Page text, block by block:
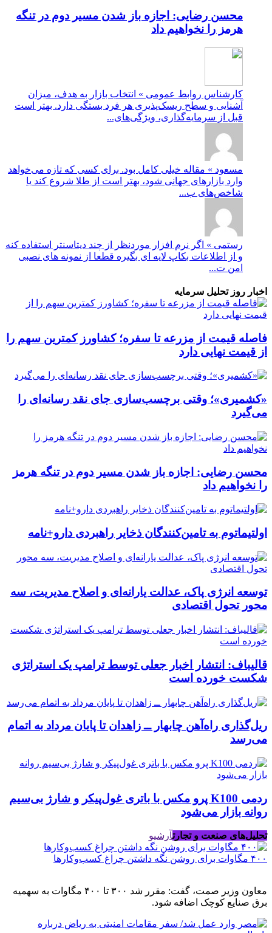
محسن رضایی: اجازه باز شدن مسیر دوم در تنگه
هرمز را نخواهیم داد
کارشناس روابط عمومی » انتخاب بازار به هدف، میزان
آشنایی و سطح ریسک‌پذیری هر فرد بستگی دارد. بهتر است
قبل از سرمایه‌گذاری، ویژگی‌های...
مسعود » مقاله خیلی کامل بود. برای کسی که تازه می‌خواهد
وارد بازارهای جهانی شود، بهتر است از طلا شروع کند یا
شاخص‌های ب...
رستمی » اگر نرم افزار موردنظر از چند دیتاسنتر استفاده کنه
و از اطلاعات بکاپ لایه ای بگیره قطعا از نمونه های نصبی
امن ت...
اخبار روز تحلیل سرمایه
فاصله قیمت از مزرعه تا سفره؛ کشاورز کمترین سهم را
از قیمت نهایی دارد
«کشمیری»؛ وقتی برچسب‌سازی جای نقد رسانه‌ای را
می‌گیرد
محسن رضایی: اجازه باز شدن مسیر دوم در تنگه هرمز
را نخواهیم داد
اولتیماتوم به تامین‌کنندگان ذخایر راهبردی دارو+نامه
توسعه انرژی پاک، عدالت یارانه‌ای و اصلاح مدیریت، سه
محور تحول اقتصادی
قالیباف: انتشار اخبار جعلی توسط ترامپ یک استراتژی
شکست خورده است
ریل‌گذاری راه‌آهن چابهار ــ زاهدان تا پایان مرداد به اتمام
می‌رسد
ردمی K100 پرو مکس با باتری غول‌پیکر و شارژ بی‌سیم
روانه بازار می‌شود
تحلیل‌های صنعت و تجارتآرشیو
۴۰۰ مگاوات برای روشن نگه داشتن چراغ کسب‌وکار‌ها
معاون وزیر صمت، گفت: مقرر شد ۳۰۰ تا ۴۰۰ مگاوات به سهمیه
برق صنایع کوچک اضافه شود.